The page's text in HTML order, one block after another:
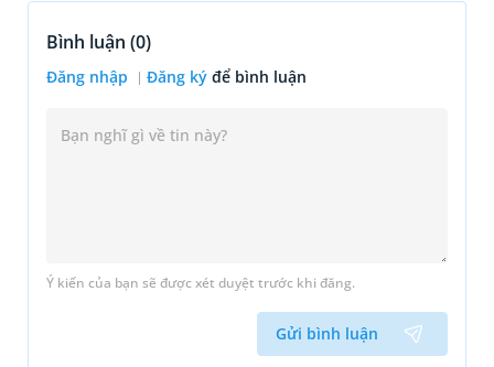
Bình luận (0)
Đăng nhập Đăng ký để bình luận
Ý kiến của bạn sẽ được xét duyệt trước khi đăng.
Gửi bình luận